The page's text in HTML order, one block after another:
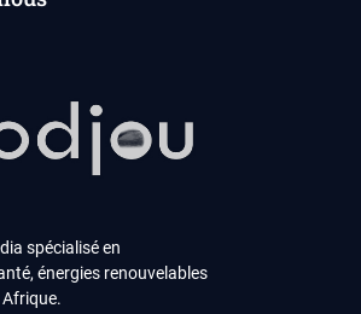
spécialisé en
énergies renouvelables